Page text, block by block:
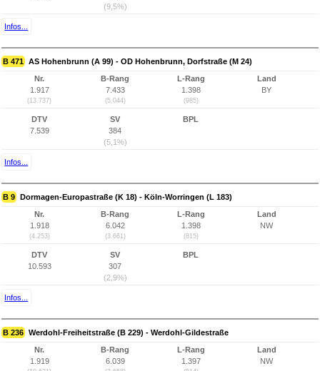
(9,5%)
Infos...
B 471 AS Hohenbrunn (A 99) - OD Hohenbrunn, Dorfstraße (M 24)
Nr.
1.917
(13.737)
B-Rang
7.433
(5.044)
L-Rang
1.398
(985)
Land
BY
DTV
7.539
SV
384
(5,1%)
BPL
Infos...
B 9 Dormagen-Europastraße (K 18) - Köln-Worringen (L 183)
Nr.
1.918
(4.253)
B-Rang
6.042
(3.661)
L-Rang
1.398
(815)
Land
NW
DTV
10.593
SV
307
(2,9%)
BPL
Infos...
B 236 Werdohl-Freiheitstraße (B 229) - Werdohl-Gildestraße
Nr.
1.919
B-Rang
6.039
L-Rang
1.397
Land
NW